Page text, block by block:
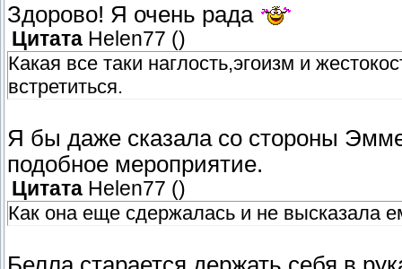
Здорово! Я очень рада
Цитата Helen77 ()
Какая все таки наглость,эгоизм и
встретиться.
Я бы даже сказала со стороны
подобное мероприятие.
Цитата Helen77 ()
Как она еще сдержалась и не высказала